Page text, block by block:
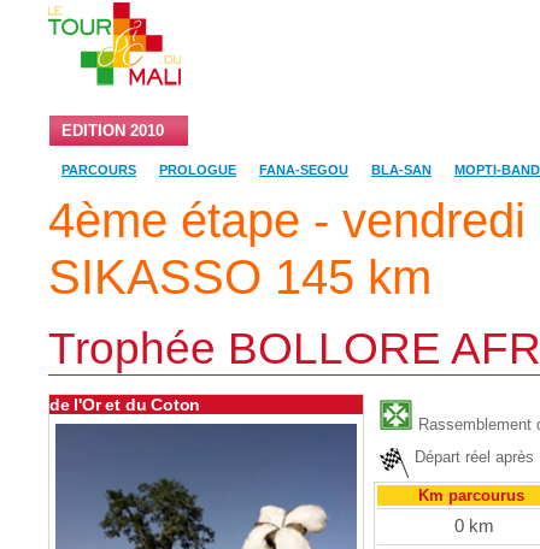
EDITION 2010
PARCOURS PROLOGUE FANA-SEGOU BLA-SAN MOPTI-
4ème étape -
SIKASSO 145 km
Trophée BOLLORE
Rassemblement
Départ réel
Km parcourus
0 km
de l'Or et du Coton